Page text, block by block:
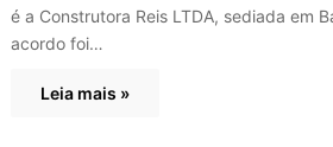
é a Construtora Reis LTDA, sediada em
acordo foi…
Leia mais »